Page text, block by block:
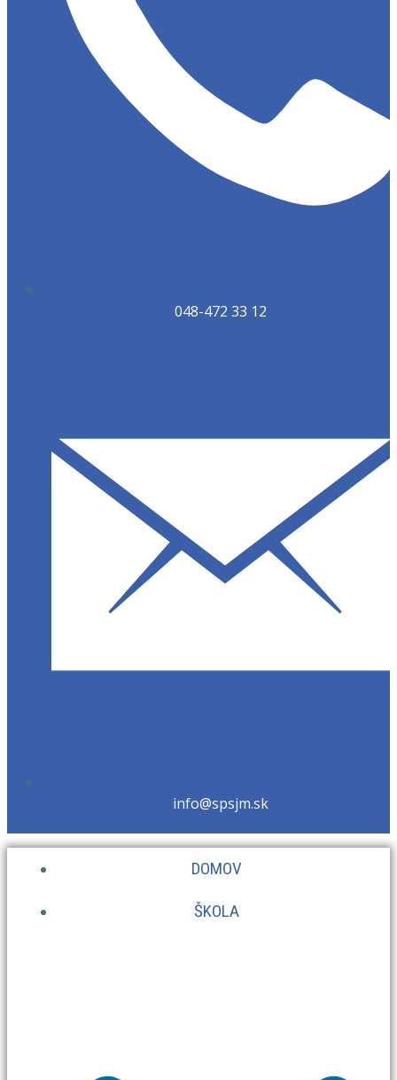
048-472 33 12
info@spsjm.sk
DOMOV
ŠKOLA